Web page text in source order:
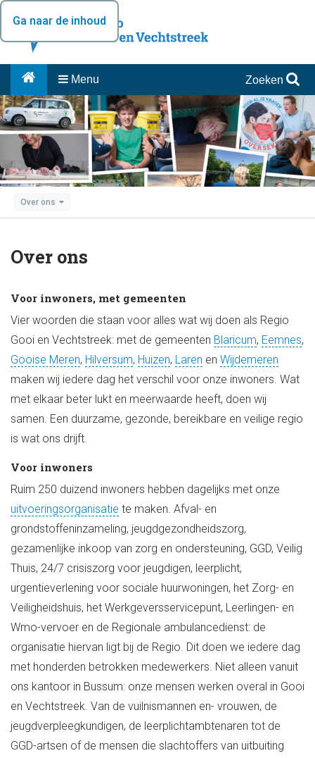
Ga naar de inhoud
Menu Zoeken
Over ons
Over ons
Voor inwoners, met gemeenten
Vier woorden die staan voor alles wat wij doen als Regio
Gooi en Vechtstreek: met de gemeenten Blaricum, Eemnes,
Gooise Meren, Hilversum, Huizen, Laren en Wijdemeren
maken wij iedere dag het verschil voor onze inwoners. Wat
met elkaar beter lukt en meerwaarde heeft, doen wij
samen. Een duurzame, gezonde, bereikbare en veilige regio
is wat ons drijft.
Voor inwoners
Ruim 250 duizend inwoners hebben dagelijks met onze
uitvoeringsorganisatie te maken. Afval- en
grondstoffeninzameling, jeugdgezondheidszorg,
gezamenlijke inkoop van zorg en ondersteuning, GGD, Veilig
Thuis, 24/7 crisiszorg voor jeugdigen, leerplicht,
urgentieverlening voor sociale huurwoningen, het Zorg- en
Veiligheidshuis, het Werkgeversservicepunt, Leerlingen- en
Wmo-vervoer en de Regionale ambulancedienst: de
organisatie hiervan ligt bij de Regio. Dit doen we iedere dag
met honderden betrokken medewerkers. Niet alleen vanuit
ons kantoor in Bussum: onze mensen werken overal in Gooi
en Vechtstreek. Van de vuilnismannen en- vrouwen, de
jeugdverpleegkundigen, de leerplichtambtenaren tot de
GGD-artsen of de mensen die slachtoffers van uitbuiting